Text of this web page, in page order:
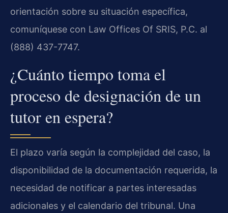
orientación sobre su situación específica,
comuníquese con Law Offices Of SRIS, P.C. al
(888) 437-7747.
¿Cuánto tiempo toma el
proceso de designación de un
tutor en espera?
El plazo varía según la complejidad del caso, la
disponibilidad de la documentación requerida, la
necesidad de notificar a partes interesadas
adicionales y el calendario del tribunal. Una